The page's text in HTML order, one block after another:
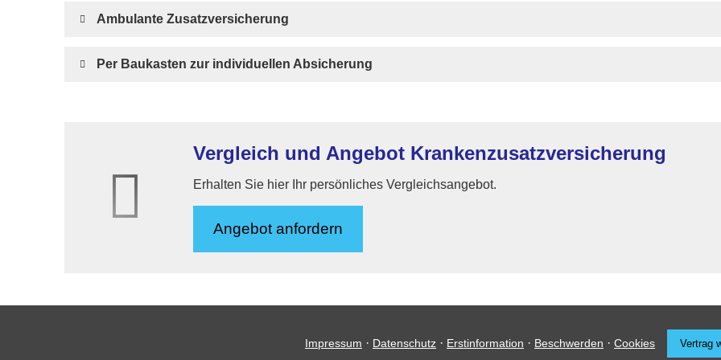
Ambulante Zusatzversicherung
Per Baukasten zur individuellen Absicherung
Vergleich und Angebot Kranken­zusatz­ver­si­che­rung
Erhalten Sie hier Ihr persönliches Vergleichsangebot.
An­ge­bot an­for­dern
Impressum · Datenschutz · Erstinformation · Beschwerden · Cookies Vertrag